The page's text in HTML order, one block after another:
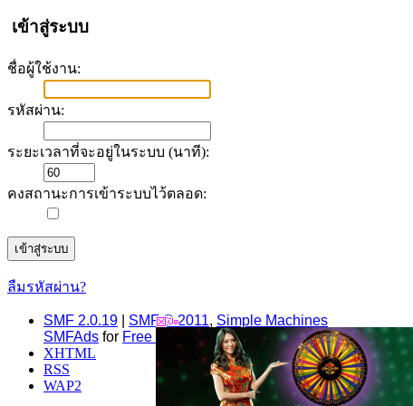
เข้าสู่ระบบ
ชื่อผู้ใช้งาน:
รหัสผ่าน:
ระยะเวลาที่จะอยู่ในระบบ (นาที):
คงสถานะการเข้าระบบไว้ตลอด:
ลืมรหัสผ่าน?
SMF 2.0.19 SMF © 2011, Simple Machines
SMFAds for Free Forums
XHTML
RSS
WAP2